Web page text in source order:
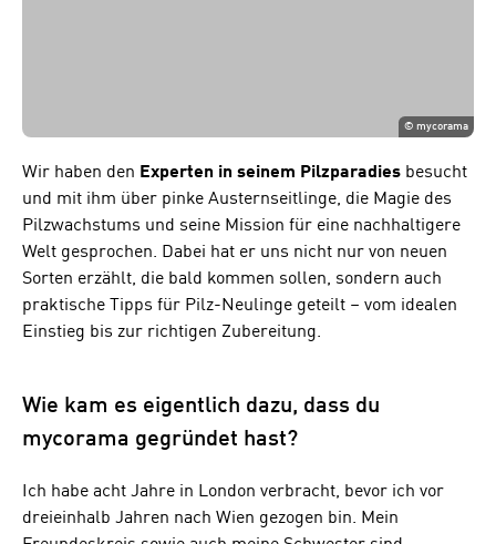
©mycorama
Wir haben den Experten in seinem Pilzparadies besucht
und mit ihm über pinke Austernseitlinge, die Magie des
Pilzwachstums und seine Mission für eine nachhaltigere
Welt gesprochen. Dabei hat er uns nicht nur von neuen
Sorten erzählt, die bald kommen sollen, sondern auch
praktische Tipps für Pilz-Neulinge geteilt – vom idealen
Einstieg bis zur richtigen Zubereitung.
Wie kam es eigentlich dazu, dass du
mycorama gegründet hast?
Ich habe acht Jahre in London verbracht, bevor ich vor
dreieinhalb Jahren nach Wien gezogen bin. Mein